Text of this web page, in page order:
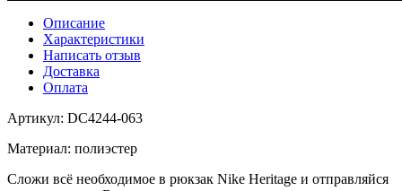
Описание
Характеристики
Написать отзыв
Доставка
Оплата
Артикул: DC4244-063
Материал: полиэстер
Сложи всё необходимое в рюкзак Nike Heritage и отправляйся